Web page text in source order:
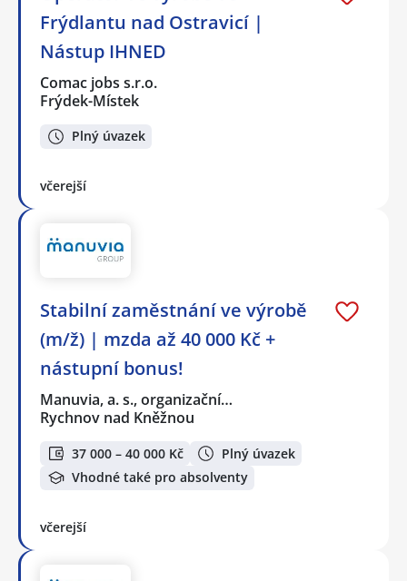
Frýdlantu nad Ostravicí |
Nástup IHNED
Comac jobs s.r.o.
Frýdek-Místek
Plný úvazek
včerejší
Stabilní zaměstnání ve výrobě
(m/ž) | mzda až 40 000 Kč +
nástupní bonus!
Manuvia, a. s., organizační…
Rychnov nad Kněžnou
37 000 – 40 000 Kč
Plný úvazek
Vhodné také pro absolventy
včerejší